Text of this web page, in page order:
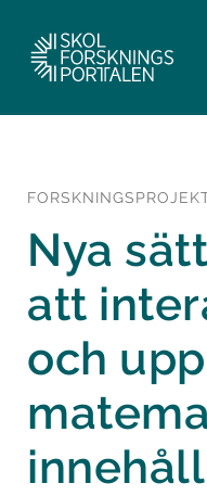
Nya
att
och
innehåll